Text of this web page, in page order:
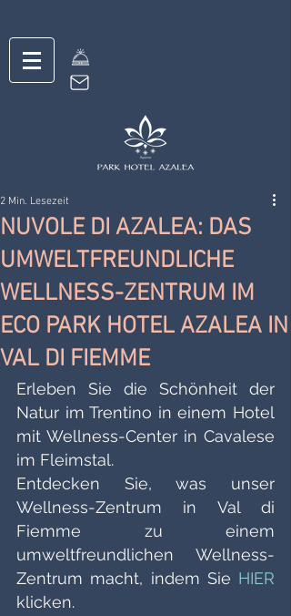
NUVOLE DI AZALEA: DAS
UMWELTFREUNDLICHE
WELLNESS-ZENTRUM IM
ECO PARK HOTEL AZALEA IN
VAL DI FIEMME
2 Min. Lesezeit
Erleben Sie die Schönheit der
Natur im Trentino in einem Hotel
mit Wellness-Center in Cavalese
im Fleimstal.
Entdecken Sie, was unser
Wellness-Zentrum in Val di
Fiemme zu einem
umweltfreundlichen Wellness-
Zentrum macht, indem Sie HIER
klicken.